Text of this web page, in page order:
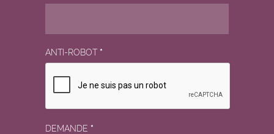
ANTI-ROBOT *
DEMANDE *